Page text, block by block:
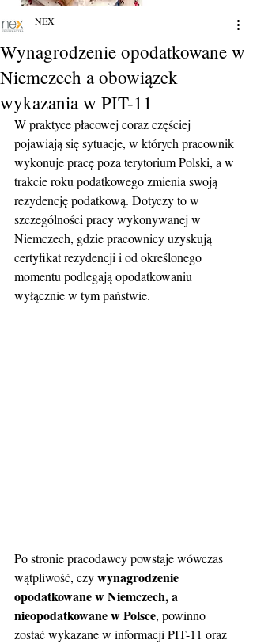
Wynagrodzenie opodatkowane w
Niemczech a obowiązek
wykazania w PIT-11
NEX
W praktyce płacowej coraz częściej
pojawiają się sytuacje, w których pracownik
wykonuje pracę poza terytorium Polski, a w
trakcie roku podatkowego zmienia swoją
rezydencję podatkową. Dotyczy to w
szczególności pracy wykonywanej w
Niemczech, gdzie pracownicy uzyskują
certyfikat rezydencji i od określonego
momentu podlegają opodatkowaniu
wyłącznie w tym państwie.
Po stronie pracodawcy powstaje wówczas
wątpliwość, czy wynagrodzenie
opodatkowane w Niemczech, a
nieopodatkowane w Polsce, powinno
zostać wykazane w informacji PIT-11 oraz